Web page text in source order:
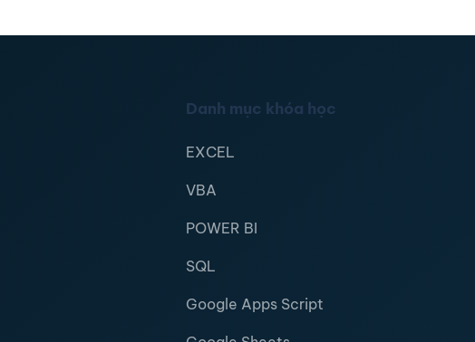
Danh mục khóa học
EXCEL
VBA
POWER BI
SQL
Google Apps Script